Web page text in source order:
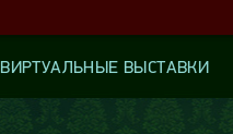
ВИРТУАЛЬНЫЕ ВЫСТАВКИ